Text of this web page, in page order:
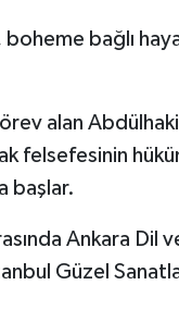
bağlı
alan
felsefesinin
başlar.
Ankara Dil
Güzel